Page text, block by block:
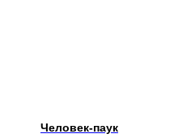
Человек-паук